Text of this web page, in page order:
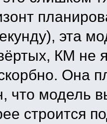
эта
КМ не
Она
что модель
строится